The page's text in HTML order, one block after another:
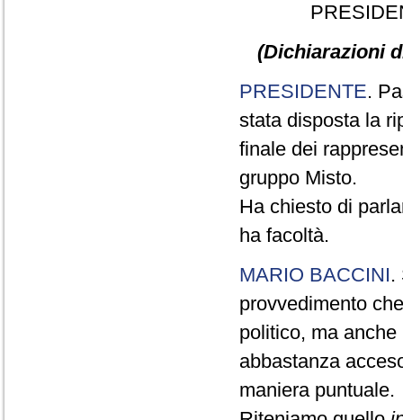
(Dichiarazioni
PRESIDENTE.
stata disposta la
finale dei
gruppo Misto.
Ha chiesto di
ha facoltà.
MARIO BACCINI.
provvedimento
politico, ma
abbastanza
maniera puntuale.